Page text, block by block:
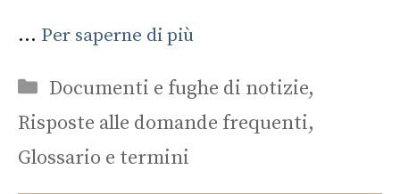
... Per saperne di più
Categorie
Documenti e fughe di notizie,
Risposte alle domande frequenti,
Glossario e termini